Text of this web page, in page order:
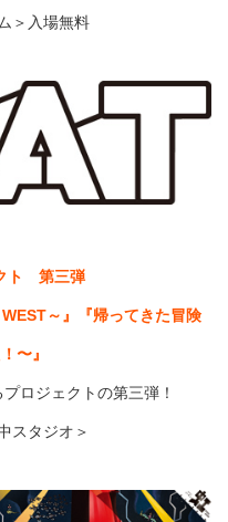
＞入場無料
ト 第三弾
～』『帰ってきた冒険
〜』
ロジェクトの第三弾！
スタジオ＞